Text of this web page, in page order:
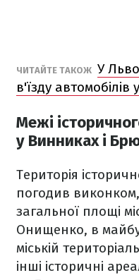
ЧИТАЙТЕ ТАКОЖ У
в'їзду автомобілів
Межі
у Винниках і
Територія
погодив
загальної площі
Онищенко, в
міській
інші історичні